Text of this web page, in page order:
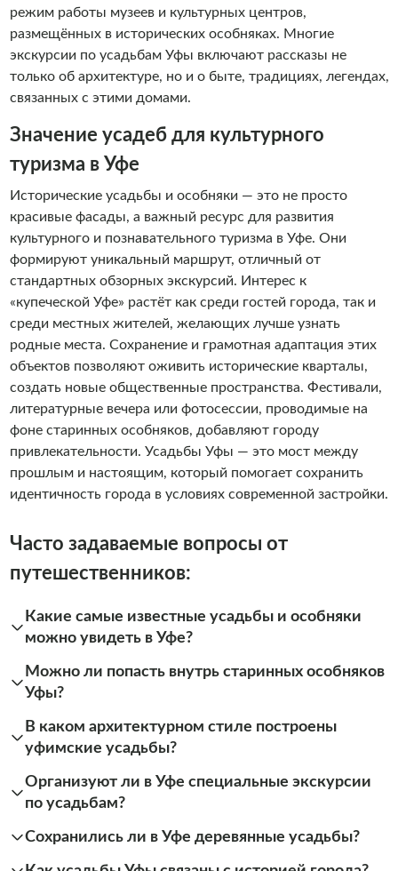
режим работы музеев и культурных центров,
размещённых в исторических особняках. Многие
экскурсии по усадьбам Уфы включают рассказы не
только об архитектуре, но и о быте, традициях, легендах,
связанных с этими домами.
Значение усадеб для культурного
туризма в Уфе
Исторические усадьбы и особняки — это не просто
красивые фасады, а важный ресурс для развития
культурного и познавательного туризма в Уфе. Они
формируют уникальный маршрут, отличный от
стандартных обзорных экскурсий. Интерес к
«купеческой Уфе» растёт как среди гостей города, так и
среди местных жителей, желающих лучше узнать
родные места. Сохранение и грамотная адаптация этих
объектов позволяют оживить исторические кварталы,
создать новые общественные пространства. Фестивали,
литературные вечера или фотосессии, проводимые на
фоне старинных особняков, добавляют городу
привлекательности. Усадьбы Уфы — это мост между
прошлым и настоящим, который помогает сохранить
идентичность города в условиях современной застройки.
Часто задаваемые вопросы от
путешественников:
Какие самые известные усадьбы и особняки
можно увидеть в Уфе?
Можно ли попасть внутрь старинных особняков
Уфы?
В каком архитектурном стиле построены
уфимские усадьбы?
Организуют ли в Уфе специальные экскурсии
по усадьбам?
Сохранились ли в Уфе деревянные усадьбы?